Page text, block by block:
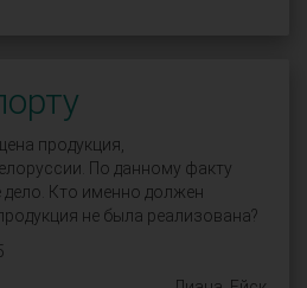
продукция,
По данному факту
Кто именно должен
не была реализована?